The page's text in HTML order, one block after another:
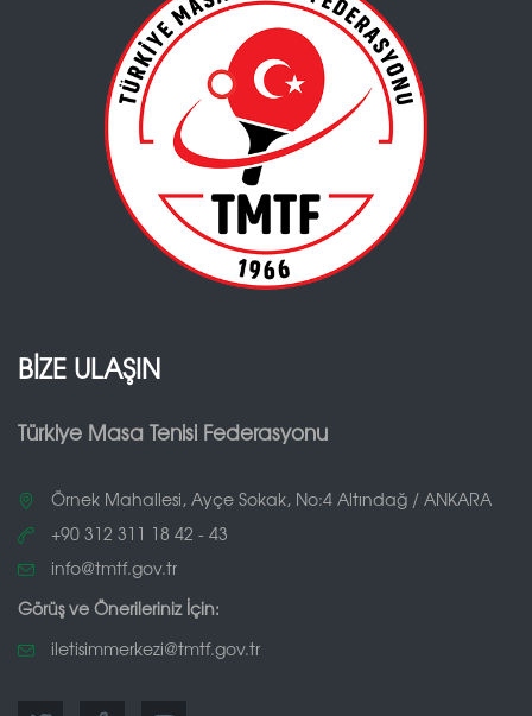
BİZE ULAŞIN
Türkiye Masa Tenisi Federasyonu
Örnek Mahallesi, Ayçe Sokak, No:4 Altındağ / ANKARA
+90 312 311 18 42 - 43
info@tmtf.gov.tr
Görüş ve Önerileriniz İçin:
iletisimmerkezi@tmtf.gov.tr